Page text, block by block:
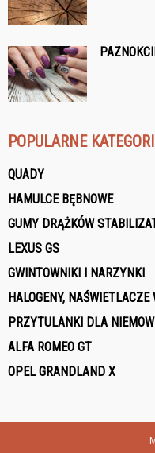
POPULARNE
QUADY
HAMULCE BĘBNOWE
GUMY DRĄŻKÓW
LEXUS GS
GWINTOWNIKI I NARZYNKI
HALOGENY,
PRZYTULANKI DLA
ALFA ROMEO GT
OPEL GRANDLAND X